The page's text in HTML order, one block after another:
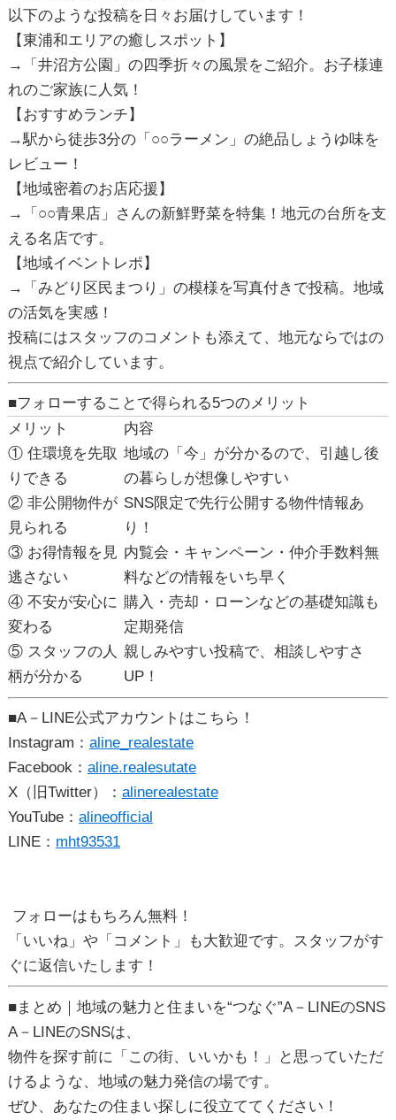
以下のような投稿を日々お届けしています！
【東浦和エリアの癒しスポット】
→「井沼方公園」の四季折々の風景をご紹介。お子様連
れのご家族に人気！
【おすすめランチ】
→駅から徒歩3分の「○○ラーメン」の絶品しょうゆ味を
レビュー！
【地域密着のお店応援】
→「○○青果店」さんの新鮮野菜を特集！地元の台所を支
える名店です。
【地域イベントレポ】
→「みどり区民まつり」の模様を写真付きで投稿。地域
の活気を実感！
投稿にはスタッフのコメントも添えて、 地元ならではの
視点で紹介しています。
■フォローすることで得られる5つのメリット
メリット
内容
① 住環境を先取
りできる
地域の「今」が分かるので、引越し後
の暮らしが想像しやすい
② 非公開物件が
見られる
SNS限定で先行公開する物件情報あ
り！
③ お得情報を見
逃さない
内覧会・キャンペーン・仲介手数料無
料などの情報をいち早く
④ 不安が安心に
変わる
購入・売却・ローンなどの基礎知識も
定期発信
⑤ スタッフの人
柄が分かる
親しみやすい投稿で、相談しやすさ
UP！
■A－LINE公式アカウントはこちら！
Instagram ： aline_realestate
Facebook： aline.realesutate
X（旧Twitter）
： alinerealestate
YouTube： alineofficial
LINE： mht93531
フォローはもちろん無料！
「いいね」や「コメント」も大歓迎です。スタッフがす
ぐに返信いたします！
■まとめ｜地域の魅力と住まいを“つなぐ”A－LINEのSNS
A－LINEのSNSは、
物件を探す前に「この街、いいかも！」と思っていただ
けるような、 地域の魅力発信の場です。
ぜひ、あなたの住まい探しに役立ててください！